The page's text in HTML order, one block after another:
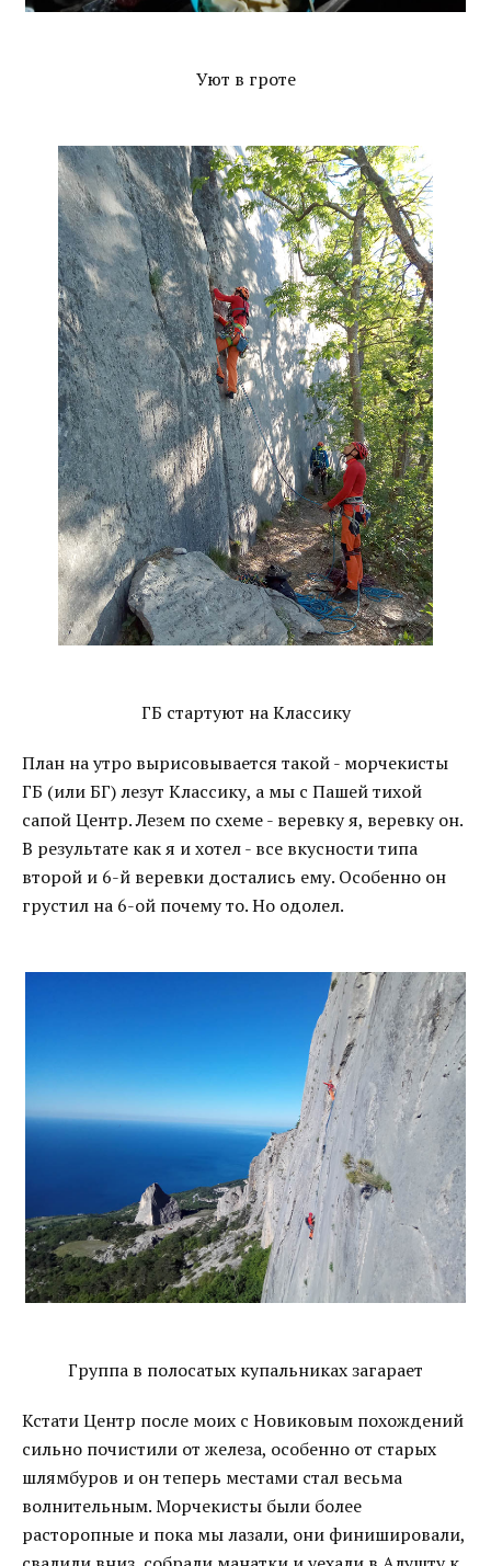
Уют в гроте
ГБ стартуют на Классику
План на утро вырисовывается такой - морчекисты
ГБ (или БГ) лезут Классику, а мы с Пашей тихой
сапой Центр. Лезем по схеме - веревку я, веревку он.
В результате как я и хотел - все вкусности типа
второй и 6-й веревки достались ему. Особенно он
грустил на 6-ой почему то. Но одолел.
Группа в полосатых купальниках загарает
Кстати Центр после моих с Новиковым похождений
сильно почистили от железа, особенно от старых
шлямбуров и он теперь местами стал весьма
волнительным. Морчекисты были более
расторопные и пока мы лазали, они финишировали,